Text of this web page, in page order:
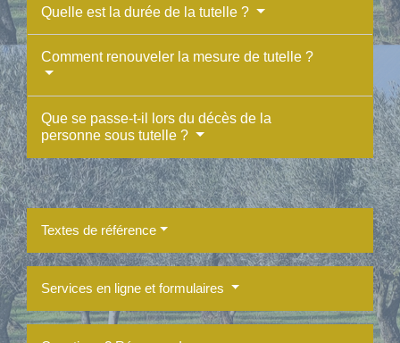
Quelle est la durée de la tutelle ?
Comment renouveler la mesure de tutelle ?
Que se passe-t-il lors du décès de la
personne sous tutelle ?
Textes de référence
Services en ligne et formulaires